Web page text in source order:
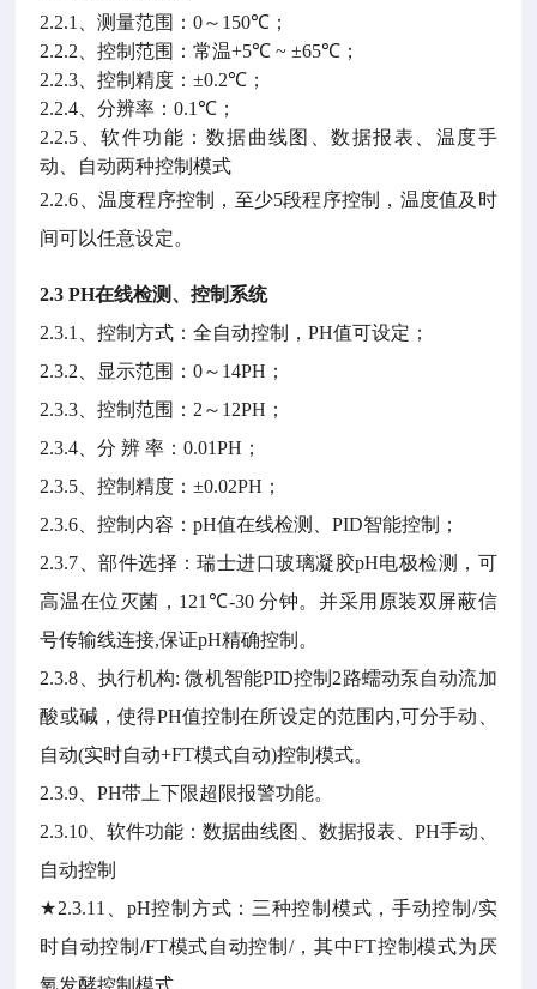
2.2.1
、测量范围：0～ 150℃ ；
2.2.2 、控制范围：常温+5℃ ~ ±65℃ ；
2.2.3 、控制精度：±0.2℃ ；
2.2.4 、分辨率：0.1℃ ；
2.2.5 、软件功能：数据曲线图、数据报表、温度手
动、自动两种控制模式
2.2.6 、温度程序控制，至少5段程序控制，温度值及时
间可以任意设定。
2.3 PH在线检测、控制系统
2.3.1
、控制方式：全自动控制，PH值可设定；
2.3.2 、显示范围：0～ 14PH ；
2.3.3 、控制范围： 2 ～ 12PH ；
2.3.4 、分 辨 率：0.01PH ；
2.3.5 、控制精度：±0.02PH ；
2.3.6 、控制内容：pH值在线检测、PID智能控制；
2.3.7 、部件选择：瑞士进口玻璃凝胶pH电极检测，可
高温在位灭菌， 121℃-30分钟。并采用原装双屏蔽信
号传输线连接,保证pH精确控制。
2.3.8 、执行机构:微机智能PID控制 2路蠕动泵自动流加
酸或碱，使得PH值控制在所设定的范围内,可分手动、
自动(实时自动+FT模式自动)控制模式。
2.3.9 、PH带上下限超限报警功能。
2.3.10 、软件功能：数据曲线图、数据报表、 PH手动、
自动控制
★2.3.11 pH控制方式：三种控制模式，手动控制 /实
时自动控制 /FT模式自动控制 /，其中FT控制模式为厌
氧发酵控制模式。